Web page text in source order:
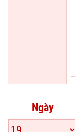
Ngày